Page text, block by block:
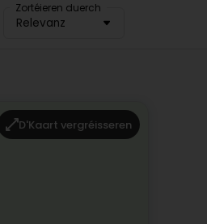
Zortéieren duerch
Relevanz
D'Kaart vergréisseren